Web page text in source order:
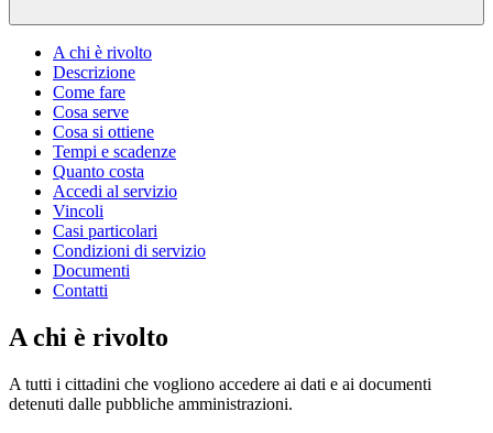
A chi è rivolto
Descrizione
Come fare
Cosa serve
Cosa si ottiene
Tempi e scadenze
Quanto costa
Accedi al servizio
Vincoli
Casi particolari
Condizioni di servizio
Documenti
Contatti
A chi è rivolto
A tutti i cittadini che vogliono accedere ai dati e ai documenti
detenuti dalle pubbliche amministrazioni.